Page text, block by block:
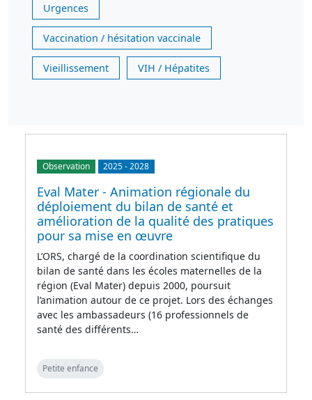
Urgences
Vaccination / hésitation vaccinale
Vieillissement VIH / Hépatites
Observation 2025-2028
Eval Mater - Animation régionale du
déploiement du bilan de santé et
amélioration de la qualité des pratiques
pour sa mise en œuvre
L’ORS, chargé de la coordination scientifique du
bilan de santé dans les écoles maternelles de la
région (Eval Mater) depuis 2000, poursuit
l’animation autour de ce projet. Lors des échanges
avec les ambassadeurs (16 professionnels de
santé des différents…
Petite enfance